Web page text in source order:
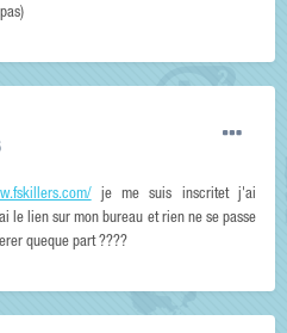
je me suis inscritet j'ai
le lien sur mon bureau et rien ne se passe
queque part ????